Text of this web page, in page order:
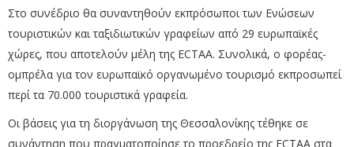
Στο συνέδριο θα συναντηθούν εκπρόσωποι των Ενώσεων
τουριστικών και ταξιδιωτικών γραφείων από 29 ευρωπαϊκές
χώρες, που αποτελούν μέλη της ECTAA. Συνολικά, ο φορέας-
ομπρέλα για τον ευρωπαϊκό οργανωμένο τουρισμό εκπροσωπεί
περί τα 70.000 τουριστικά γραφεία.
Οι βάσεις για τη διοργάνωση της Θεσσαλονίκης τέθηκε σε
συνάντηση που πραγματοποίησε το προεδρείο της ECTAA στα